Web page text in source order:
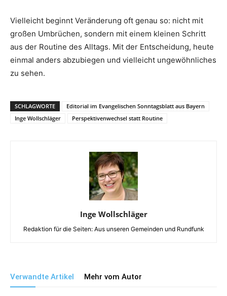
Vielleicht beginnt Veränderung oft genau so: nicht mit
großen Umbrüchen, sondern mit einem kleinen Schritt
aus der Routine des Alltags. Mit der Entscheidung, heute
einmal anders abzubiegen und vielleicht ungewöhnliches
zu sehen.
SCHLAGWORTE
Editorial im Evangelischen Sonntagsblatt aus Bayern
Inge Wollschläger
Perspektivenwechsel statt Routine
Inge Wollschläger
Redaktion für die Seiten: Aus unseren Gemeinden und Rundfunk
Verwandte Artikel Mehr vom Autor